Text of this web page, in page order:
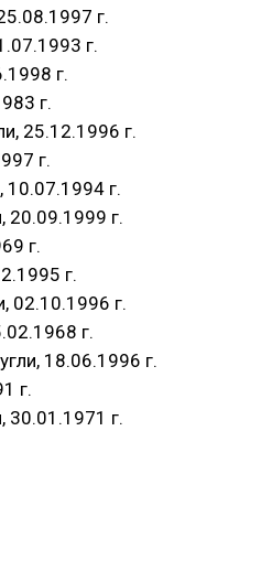
г.
г.
г.
г.
25.12.1996 г.
г.
г.
20.09.1999 г.
г.
г.
02.10.1996 г.
г.
18.06.1996 г.
г.
г.